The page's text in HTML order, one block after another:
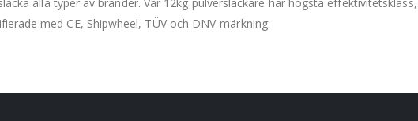
med CE, Shipwheel, TÜV och DNV-märkning.